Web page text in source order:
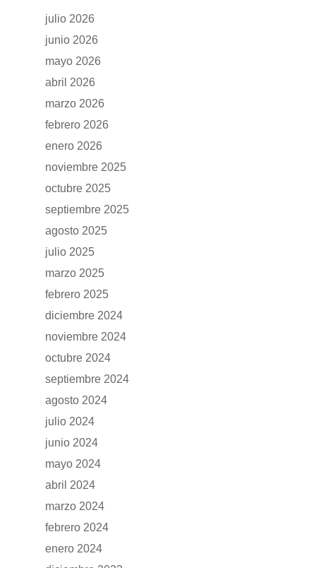
julio 2026
junio 2026
mayo 2026
abril 2026
marzo 2026
febrero 2026
enero 2026
noviembre 2025
octubre 2025
septiembre 2025
agosto 2025
julio 2025
marzo 2025
febrero 2025
diciembre 2024
noviembre 2024
octubre 2024
septiembre 2024
agosto 2024
julio 2024
junio 2024
mayo 2024
abril 2024
marzo 2024
febrero 2024
enero 2024